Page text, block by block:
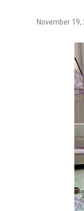
November 19,